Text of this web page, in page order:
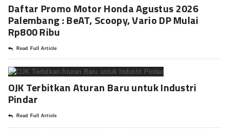
Daftar Promo Motor Honda Agustus 2026
Palembang : BeAT, Scoopy, Vario DP Mulai
Rp800 Ribu
Read Full Article
OJK Terbitkan Aturan Baru untuk Industri
Pindar
Read Full Article